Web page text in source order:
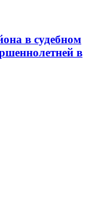
в судебном
в